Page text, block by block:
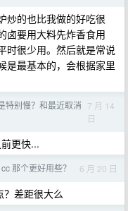
炒的也比我做的好吃很
卤要用大料先炸香食用
时很少用。然后就是常说
是最基本的，会根据家里
特别慢？和最近取消 7 月 14
日
更快...
那个更好用些？ 6 月 20 日
？差距很大么